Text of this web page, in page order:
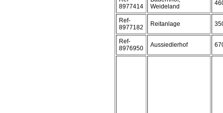
8977414
Weideland
Ref-
8977182
Reitanlage
Ref-
8976950
Aussiedlerhof